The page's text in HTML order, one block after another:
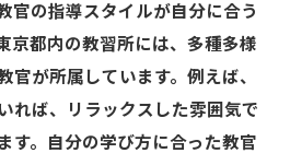
官の指導スタイルが自分に合う
京都内の教習所には、多種多様
官が所属しています。例えば、
れば、リラックスした雰囲気で
す。自分の学び方に合った教官